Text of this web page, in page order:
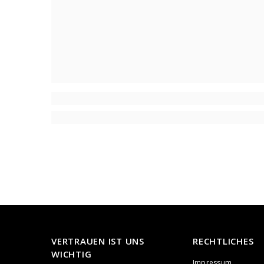
VERTRAUEN IST UNS
WICHTIG
RECHTLICHES